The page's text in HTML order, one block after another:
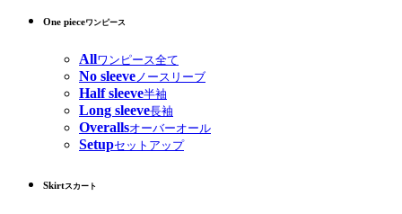
One pieceワンピース
Allワンピース全て
No sleeveノースリーブ
Half sleeve半袖
Long sleeve長袖
Overallsオーバーオール
Setupセットアップ
Skirtスカート